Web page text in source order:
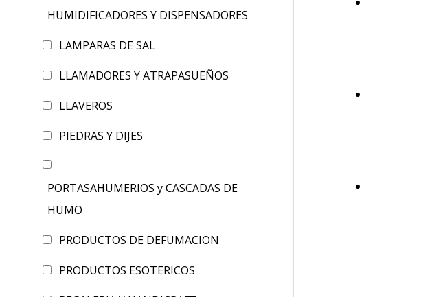
HUMIDIFICADORES Y DISPENSADORES
LAMPARAS DE SAL
LLAMADORES Y ATRAPASUEÑOS
LLAVEROS
PIEDRAS Y DIJES
PORTASAHUMERIOS y CASCADAS DE
HUMO
PRODUCTOS DE DEFUMACION
PRODUCTOS ESOTERICOS